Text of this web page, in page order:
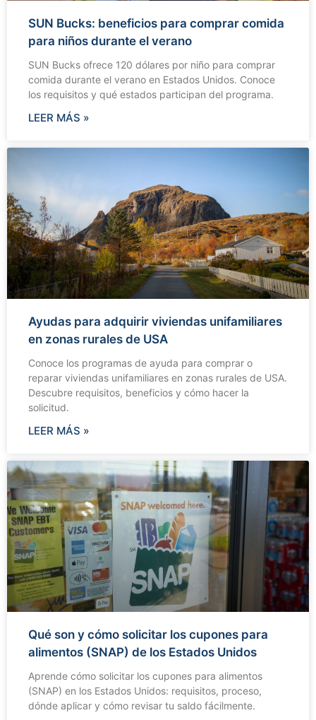
SUN Bucks: beneficios para comprar comida
para niños durante el verano
SUN Bucks ofrece 120 dólares por niño para comprar
comida durante el verano en Estados Unidos. Conoce
los requisitos y qué estados participan del programa.
LEER MÁS »
Ayudas para adquirir viviendas unifamiliares
en zonas rurales de USA
Conoce los programas de ayuda para comprar o
reparar viviendas unifamiliares en zonas rurales de USA.
Descubre requisitos, beneficios y cómo hacer la
solicitud.
LEER MÁS »
Qué son y cómo solicitar los cupones para
alimentos (SNAP) de los Estados Unidos
Aprende cómo solicitar los cupones para alimentos
(SNAP) en los Estados Unidos: requisitos, proceso,
dónde aplicar y cómo revisar tu saldo fácilmente.